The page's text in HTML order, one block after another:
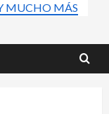
MUCHO MÁS